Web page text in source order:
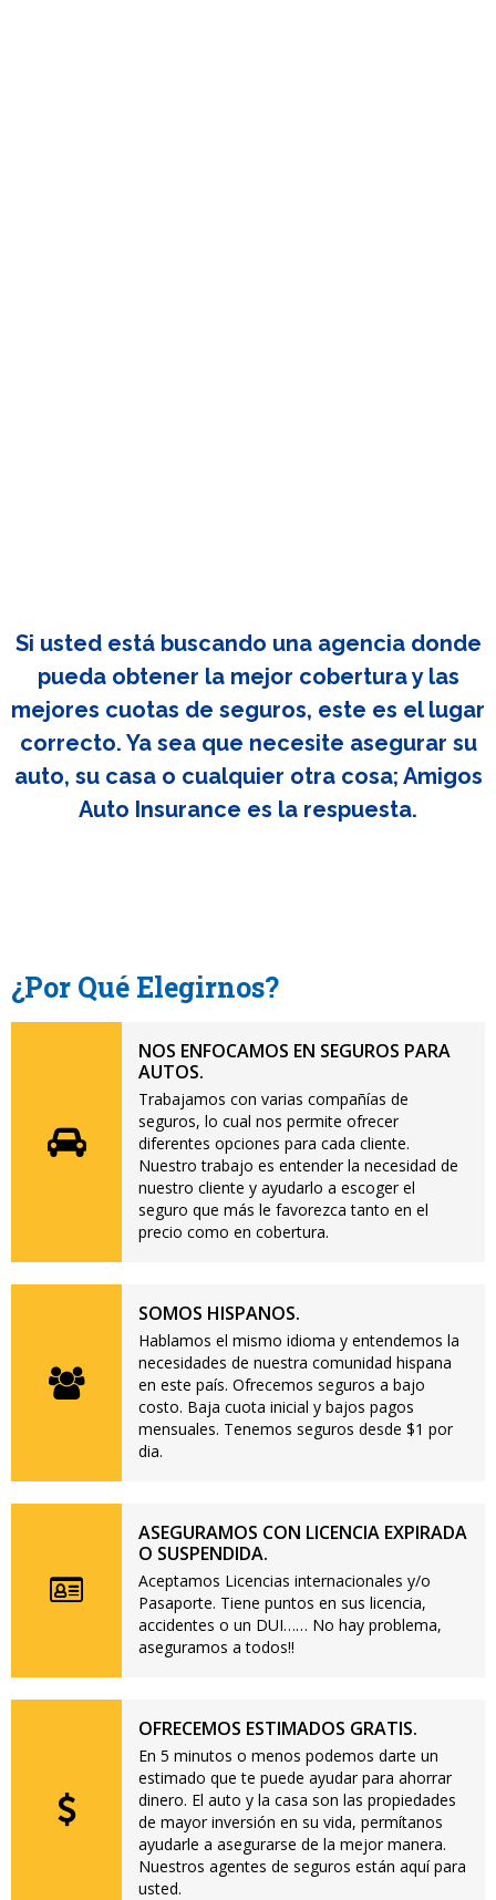
Si usted está buscando una agencia donde
pueda obtener la mejor cobertura y las
mejores cuotas de seguros, este es el lugar
correcto. Ya sea que necesite asegurar su
auto, su casa o cualquier otra cosa; Amigos
Auto Insurance es la respuesta.
¿Por Qué Elegirnos?
NOS ENFOCAMOS EN SEGUROS PARA
AUTOS.
Trabajamos con varias compañías de
seguros, lo cual nos permite ofrecer
diferentes opciones para cada cliente.
Nuestro trabajo es entender la necesidad de
nuestro cliente y ayudarlo a escoger el
seguro que más le favorezca tanto en el
precio como en cobertura.
SOMOS HISPANOS.
Hablamos el mismo idioma y entendemos la
necesidades de nuestra comunidad hispana
en este país. Ofrecemos seguros a bajo
costo. Baja cuota inicial y bajos pagos
mensuales. Tenemos seguros desde $1 por
dia.
ASEGURAMOS CON LICENCIA EXPIRADA
O SUSPENDIDA.
Aceptamos Licencias internacionales y/o
Pasaporte. Tiene puntos en sus licencia,
accidentes o un DUI…… No hay problema,
aseguramos a todos!!
OFRECEMOS ESTIMADOS GRATIS.
En 5 minutos o menos podemos darte un
estimado que te puede ayudar para ahorrar
dinero. El auto y la casa son las propiedades
de mayor inversión en su vida, permítanos
ayudarle a asegurarse de la mejor manera.
Nuestros agentes de seguros están aquí para
usted.